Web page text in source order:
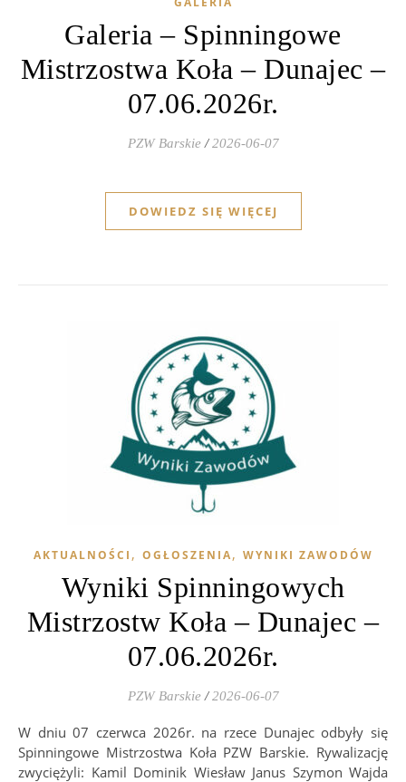
Galeria – Spinningowe
Mistrzostwa Koła – Dunajec –
07.06.2026r.
PZW Barskie / 2026-06-07
DOWIEDZ SIĘ WIĘCEJ
AKTUALNOŚCI , OGŁOSZENIA, WYNIKI ZAWODÓW
Wyniki Spinningowych
Mistrzostw Koła – Dunajec –
07.06.2026r.
PZW Barskie / 2026-06-07
W dniu 07 czerwca 2026r. na rzece Dunajec odbyły się
Spinningowe Mistrzostwa Koła PZW Barskie. Rywalizację
zwyciężyli: Kamil Dominik Wiesław Janus Szymon Wajda